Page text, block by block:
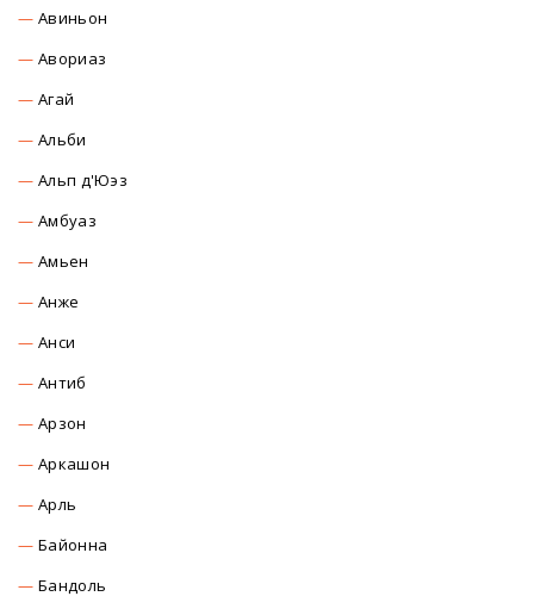
Авиньон
Авориаз
Агай
Альби
Альп д'Юэз
Амбуаз
Амьен
Анже
Анси
Антиб
Арзон
Аркашон
Арль
Байонна
Бандоль